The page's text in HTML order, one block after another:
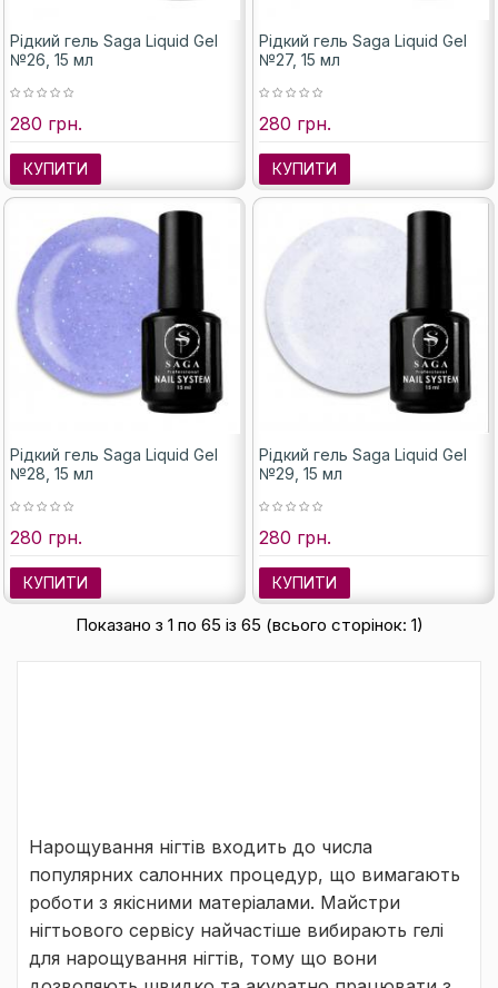
Рідкий гель Saga Liquid Gel
№26, 15 мл
280 грн.
КУПИТИ
Рідкий гель Saga Liquid Gel
№27, 15 мл
280 грн.
КУПИТИ
Рідкий гель Saga Liquid Gel
№28, 15 мл
280 грн.
КУПИТИ
Рідкий гель Saga Liquid Gel
№29, 15 мл
280 грн.
КУПИТИ
Показано з 1 по 65 із 65 (всього сторінок: 1)
Нарощування нігтів входить до числа
популярних салонних процедур, що вимагають
роботи з якісними матеріалами. Майстри
нігтьового сервісу найчастіше вибирають гелі
для нарощування нігтів, тому що вони